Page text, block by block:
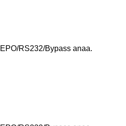
RS232/Bypass anaa.